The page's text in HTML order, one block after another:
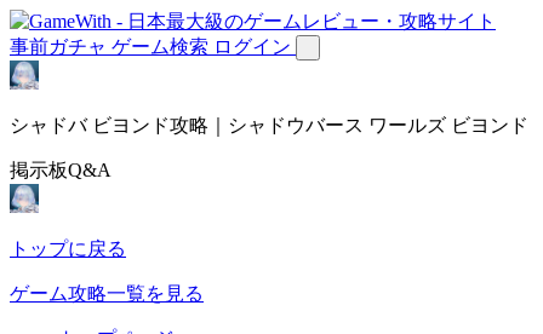
事前ガチャ ゲーム検索 ログイン
シャドバ ビヨンド攻略｜シャドウバース ワールズ ビヨンド
掲示板Q&A
トップに戻る
ゲーム攻略一覧を見る